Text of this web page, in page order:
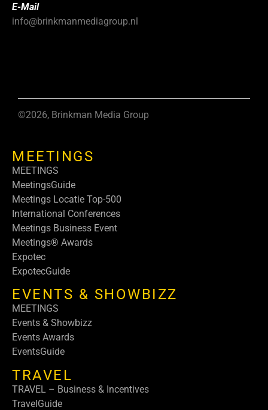
E-Mail
info@brinkmanmediagroup.nl
©2026, Brinkman Media Group
MEETINGS
MEETINGS
MeetingsGuide
Meetings Locatie Top-500
International Conferences
Meetings Business Event
Meetings® Awards
Expotec
ExpotecGuide
EVENTS & SHOWBIZZ
MEETINGS
Events & Showbizz
Events Awards
EventsGuide
TRAVEL
TRAVEL – Business & Incentives
TravelGuide